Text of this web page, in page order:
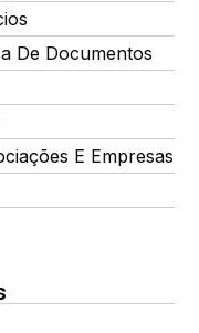
De Documentos
E Empresas